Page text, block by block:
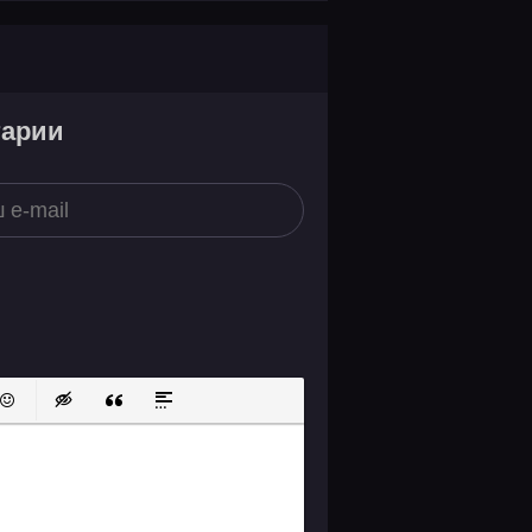
список
ссылкузащищенную ссылку
Вставить смайлик
Вставка скрытого текста
Вставка цитаты
Вставка спойлера